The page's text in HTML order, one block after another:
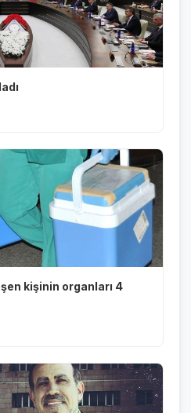
kişinin organları 4